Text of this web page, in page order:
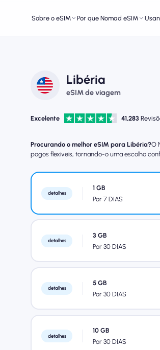
Sobre o eSIM Por que Nomad eSIM
Libéria
eSIM de viagem
Excelente 41,283
Procurando o melhor eSIM para Libéria?O
pagos flexíveis, tornando-o uma escolha
detalhes
1 GB
Por 7 DIAS
detalhes
3 GB
Por 30 DIAS
detalhes
5 GB
Por 30 DIAS
detalhes
10 GB
Por 30 DIAS